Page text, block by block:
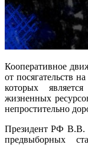
Кооперативное
от посягательств
которых
жизненных
непростительно
Президент РФ В.В.
предвыборных